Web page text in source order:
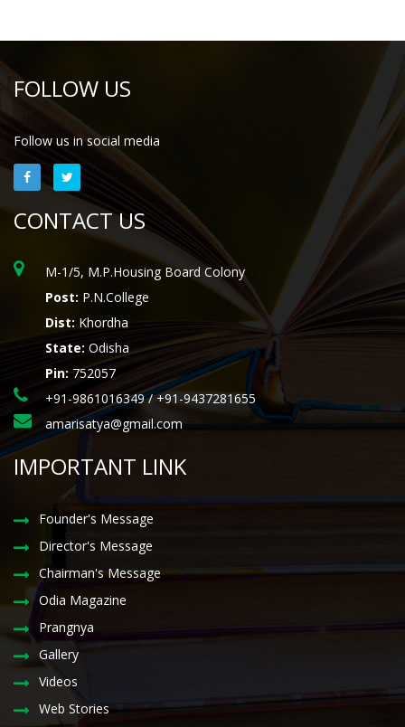
FOLLOW US
Follow us in social media
CONTACT US
M-1/5, M.P.Housing Board Colony
Post: P.N.College
Dist: Khordha
State: Odisha
Pin:752057
+91-9861016349 / +91-9437281655
amarisatya@gmail.com
IMPORTANT LINK
Founder's Message
Director's Message
Chairman's Message
Odia Magazine
Prangnya
Gallery
Videos
Web Stories